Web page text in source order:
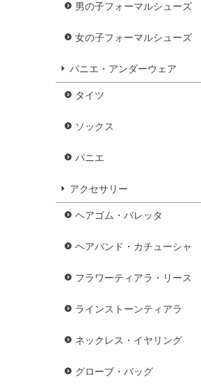
男の子フォーマルシューズ
女の子フォーマルシューズ
パニエ・アンダーウェア
タイツ
ソックス
パニエ
アクセサリー
ヘアゴム・バレッタ
ヘアバンド・カチューシャ
フラワーティアラ・リース
ラインストーンティアラ
ネックレス・イヤリング
グローブ・バッグ